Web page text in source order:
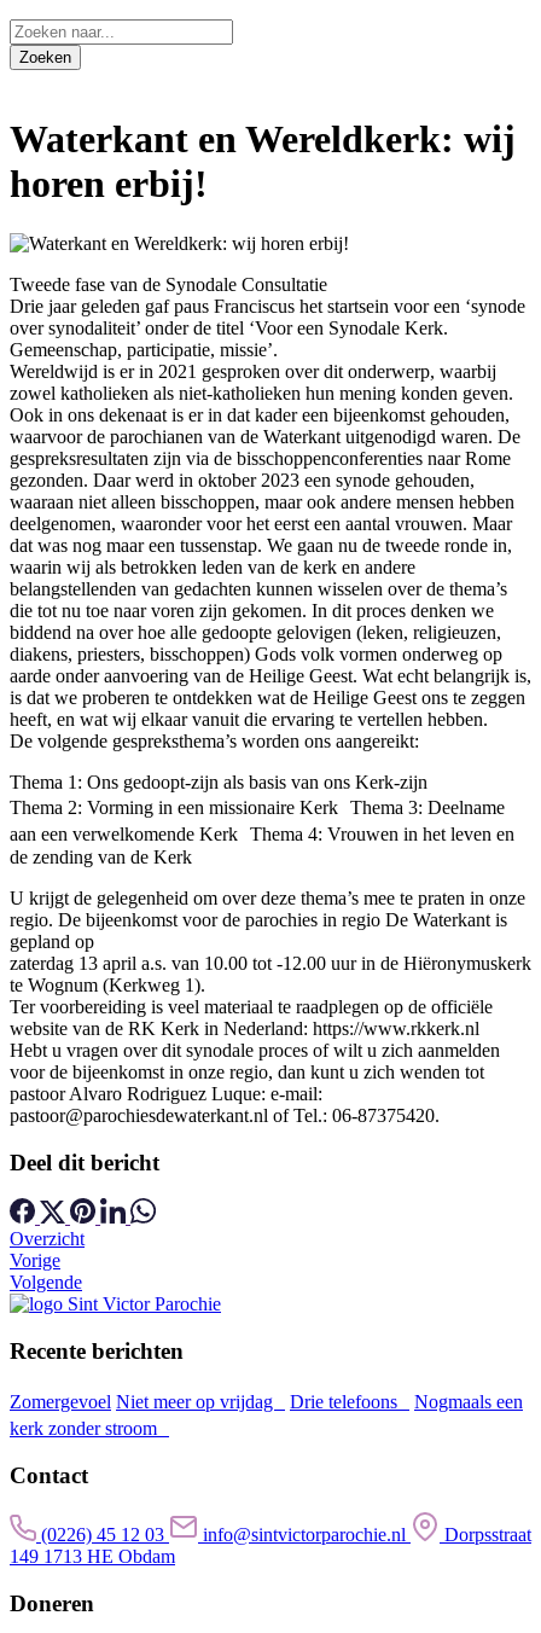
Waterkant en Wereldkerk: wij
horen erbij!
Tweede fase van de Synodale Consultatie
Drie jaar geleden gaf paus Franciscus het startsein voor een ‘synode
over synodaliteit’ onder de titel ‘Voor een Synodale Kerk.
Gemeenschap, participatie, missie’.
Wereldwijd is er in 2021 gesproken over dit onderwerp, waarbij
zowel katholieken als niet-katholieken hun mening konden geven.
Ook in ons dekenaat is er in dat kader een bijeenkomst gehouden,
waarvoor de parochianen van de Waterkant uitgenodigd waren. De
gespreksresultaten zijn via de bisschoppenconferenties naar Rome
gezonden. Daar werd in oktober 2023 een synode gehouden,
waaraan niet alleen bisschoppen, maar ook andere mensen hebben
deelgenomen, waaronder voor het eerst een aantal vrouwen. Maar
dat was nog maar een tussenstap. We gaan nu de tweede ronde in,
waarin wij als betrokken leden van de kerk en andere
belangstellenden van gedachten kunnen wisselen over de thema’s
die tot nu toe naar voren zijn gekomen. In dit proces denken we
biddend na over hoe alle gedoopte gelovigen (leken, religieuzen,
diakens, priesters, bisschoppen) Gods volk vormen onderweg op
aarde onder aanvoering van de Heilige Geest. Wat echt belangrijk is,
is dat we proberen te ontdekken wat de Heilige Geest ons te zeggen
heeft, en wat wij elkaar vanuit die ervaring te vertellen hebben.
De volgende gespreksthema’s worden ons aangereikt:
Thema 1: Ons gedoopt-zijn als basis van ons Kerk-zijn
Thema 2: Vorming in een missionaire Kerk Thema 3: Deelname
aan een verwelkomende Kerk Thema 4: Vrouwen in het leven en
de zending van de Kerk
U krijgt de gelegenheid om over deze thema’s mee te praten in onze
regio. De bijeenkomst voor de parochies in regio De Waterkant is
gepland op
zaterdag 13 april a.s. van 10.00 tot -12.00 uur in de Hiëronymuskerk
te Wognum (Kerkweg 1).
Ter voorbereiding is veel materiaal te raadplegen op de officiële
website van de RK Kerk in Nederland: https://www.rkkerk.nl
Hebt u vragen over dit synodale proces of wilt u zich aanmelden
voor de bijeenkomst in onze regio, dan kunt u zich wenden tot
pastoor Alvaro Rodriguez Luque: e-mail:
pastoor@parochiesdewaterkant.nl of Tel.: 06-87375420.
Deel dit bericht
Overzicht
Vorige
Volgende
Recente berichten
Zomergevoel Niet meer op vrijdag Drie telefoons
Nogmaals een
kerk zonder stroom
Contact
(0226) 45 12 03 info@sintvictorparochie.nl
Dorpsstraat
149 1713 HE Obdam
Doneren